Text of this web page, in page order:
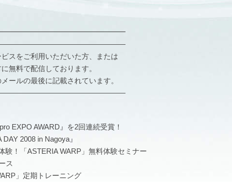
スをご利用いただいた方、または
無料で配信しております。
ールの最後に記載されています。
EXPO AWARD』を2回連続受賞！
2008 in Nagoya』
験！「ASTERIA WARP」無料体験セミナー
ス
」定期トレーニング